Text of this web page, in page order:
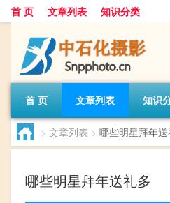
首 页 文章列表 知识分类
首 页 文章列表 知识
> 文章列表 > 哪些明星拜年送
哪些明星拜年送礼多